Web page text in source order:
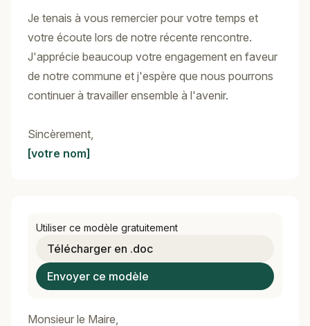
Je tenais à vous remercier pour votre temps et
votre écoute lors de notre récente rencontre.
J'apprécie beaucoup votre engagement en faveur
de notre commune et j'espère que nous pourrons
continuer à travailler ensemble à l'avenir.
Sincèrement,
[votre nom]
Utiliser ce modèle gratuitement
Télécharger en .doc
Envoyer ce modèle
Monsieur le Maire,